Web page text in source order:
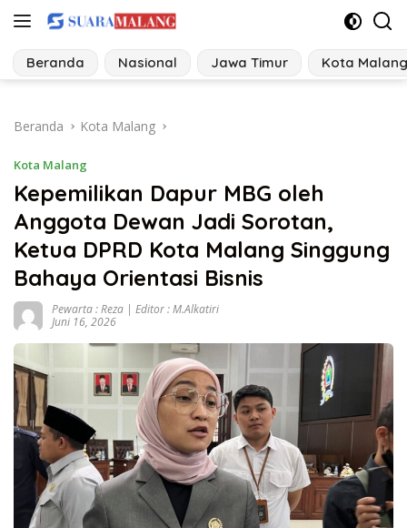
Langsung
konten
Beranda Nasional Jawa Timur Kota Malang
Beranda Kota Malang
Kota Malang
Kepemilikan Dapur MBG oleh
Anggota Dewan Jadi Sorotan,
Ketua DPRD Kota Malang Singgung
Bahaya Orientasi Bisnis
Pewarta : Reza | Editor : M.Alkatiri
Juni 16, 2026